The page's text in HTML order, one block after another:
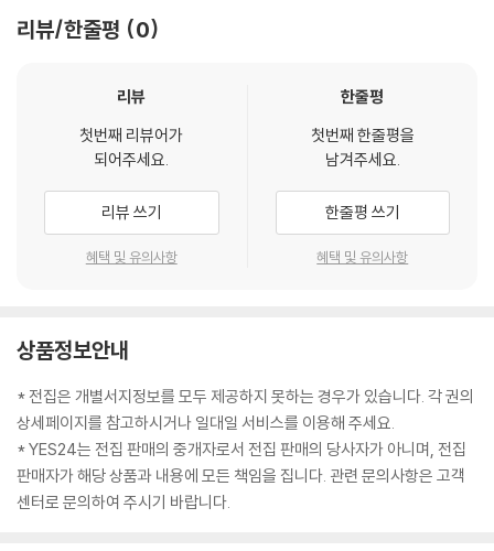
리뷰/한줄평 0
리뷰
첫번째 리뷰어가
되어주세요.
리뷰 쓰기
혜택 및 유의사항
한줄평
첫번째 한줄평을
남겨주세요.
한줄평 쓰기
혜택 및 유의사항
상품정보안내
* 전집은 개별서지정보를 모두 제공하지 못하는 경우가 있습니다. 각 권의
상세페이지를 참고하시거나 일대일 서비스를 이용해 주세요.
* YES24는 전집 판매의 중개자로서 전집 판매의 당사자가 아니며, 전집
판매자가 해당 상품과 내용에 모든 책임을 집니다. 관련 문의사항은 고객
센터로 문의하여 주시기 바랍니다.